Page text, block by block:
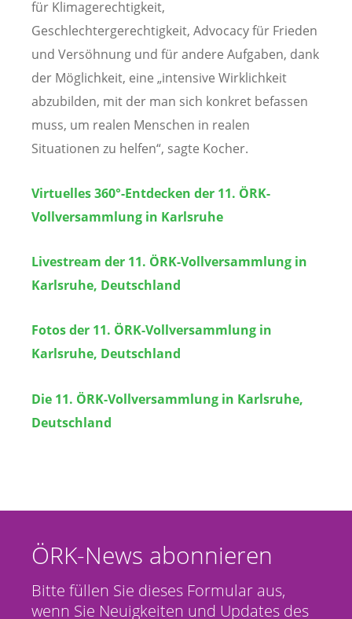
für Klimagerechtigkeit,
Geschlechtergerechtigkeit, Advocacy für Frieden
und Versöhnung und für andere Aufgaben, dank
der Möglichkeit, eine „intensive Wirklichkeit
abzubilden, mit der man sich konkret befassen
muss, um realen Menschen in realen
Situationen zu helfen“, sagte Kocher.
Virtuelles 360°-Entdecken der 11. ÖRK-
Vollversammlung in Karlsruhe
Livestream der 11. ÖRK-Vollversammlung in
Karlsruhe, Deutschland
Fotos der 11. ÖRK-Vollversammlung in
Karlsruhe, Deutschland
Die 11. ÖRK-Vollversammlung in Karlsruhe,
Deutschland
ÖRK-News abonnieren
Bitte füllen Sie dieses Formular aus,
wenn Sie Neuigkeiten und Updates des